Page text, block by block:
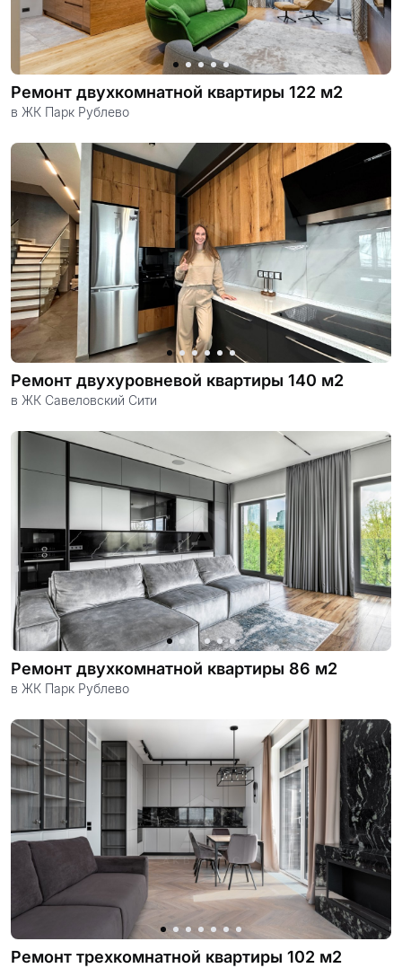
Ремонт двухкомнатной квартиры 122 м2
в ЖК Парк Рублево
Ремонт двухуровневой квартиры 140 м2
в ЖК Савеловский Сити
Ремонт двухкомнатной квартиры 86 м2
в ЖК Парк Рублево
Ремонт трехкомнатной квартиры 102 м2